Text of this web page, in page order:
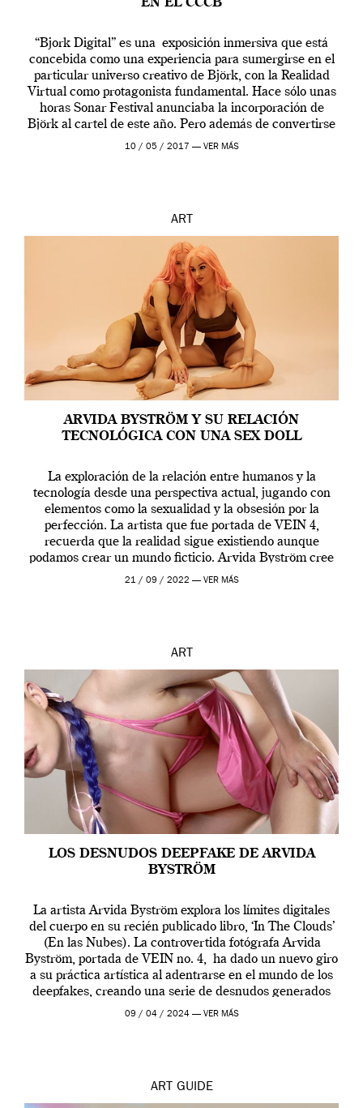
EN EL CCCB
“Bjork Digital” es una exposición inmersiva que está
concebida como una experiencia para sumergirse en el
particular universo creativo de Björk, con la Realidad
Virtual como protagonista fundamental. Hace sólo unas
horas Sonar Festival anunciaba la incorporación de
Björk al cartel de este año. Pero además de convertirse
en una de las actuaciones más relevantes […]
10 / 05 / 2017 — VER MÁS
ART
ARVIDA BYSTRÖM Y SU RELACIÓN
TECNOLÓGICA CON UNA SEX DOLL
La exploración de la relación entre humanos y la
tecnología desde una perspectiva actual, jugando con
elementos como la sexualidad y la obsesión por la
perfección. La artista que fue portada de VEIN 4,
recuerda que la realidad sigue existiendo aunque
podamos crear un mundo ficticio. Arvida Byström cree
que los humanos tienen un complejo […]
21 / 09 / 2022 — VER MÁS
ART
LOS DESNUDOS DEEPFAKE DE ARVIDA
BYSTRÖM
La artista Arvida Byström explora los límites digitales
del cuerpo en su recién publicado libro, ‘In The Clouds’
(En las Nubes). La controvertida fotógrafa Arvida
Byström, portada de VEIN no. 4, ha dado un nuevo giro
a su práctica artística al adentrarse en el mundo de los
deepfakes, creando una serie de desnudos generados
por […]
09 / 04 / 2024 — VER MÁS
ART GUIDE